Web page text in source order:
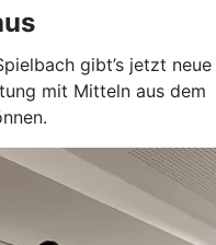
gibt’s jetzt neue
mit Mitteln aus dem